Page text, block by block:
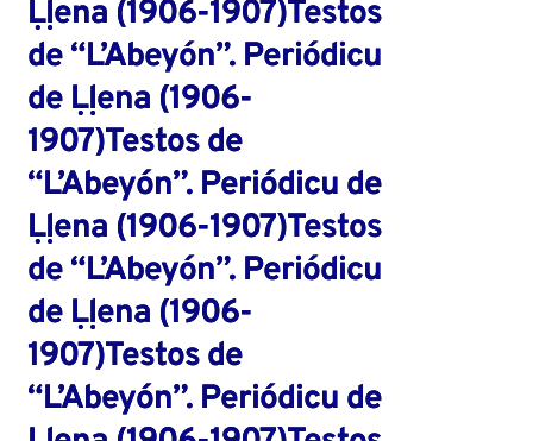
Ḷḷena (1906-1907)Testos
de “L’Abeyón”. Periódicu
de Ḷḷena (1906-
1907)Testos de
“L’Abeyón”. Periódicu de
Ḷḷena (1906-1907)Testos
de “L’Abeyón”. Periódicu
de Ḷḷena (1906-
1907)Testos de
“L’Abeyón”. Periódicu de